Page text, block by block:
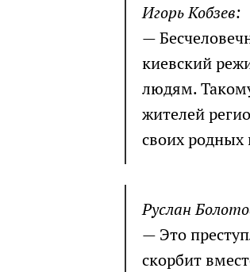
Игорь Кобзев:
—
киевский
людям.
жителей
своих родных
Руслан
— Это
скорбит